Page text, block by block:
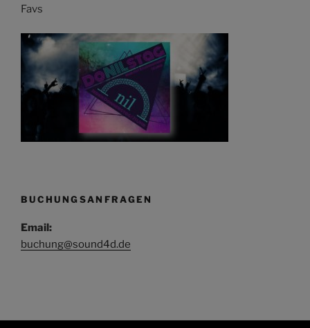
Favs
BUCHUNGSANFRAGEN
Email:
buchung@sound4d.de